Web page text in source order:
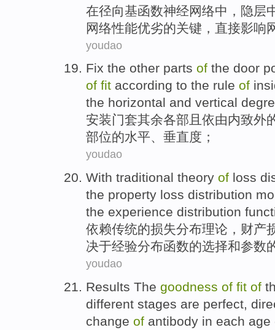
在径向基函数神经网络中， 隐 层
网络性能优劣的关键 ， 直接影响
youdao
Fix the other parts of the door
of fit according to the rule of
the horizontal and vertical
安装门套其余各部 且 依由内致外
部位的水平、 垂直度 ；
youdao
With traditional theory of loss
the property loss distribution
the experience distribution
依赖传统的损失分布理论 ， 财产
决于经验分布函数的选择和参数
youdao
Results The goodness of fit of
different stages are perfect,
change of antibody in each age